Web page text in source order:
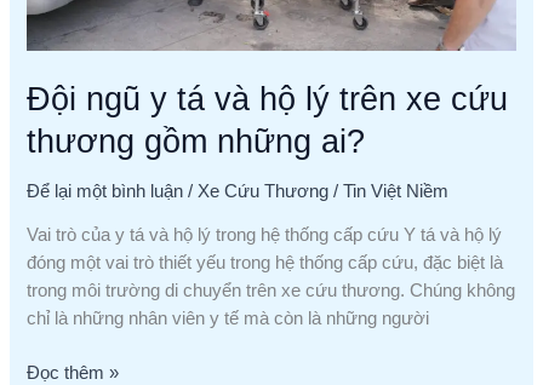
Đội ngũ y tá và hộ lý trên xe cứu
thương gồm những ai?
Để lại một bình luận / Xe Cứu Thương /Tin Việt Niềm
Vai trò của y tá và hộ lý trong hệ thống cấp cứu Y tá và hộ lý
đóng một vai trò thiết yếu trong hệ thống cấp cứu, đặc biệt là
trong môi trường di chuyển trên xe cứu thương. Chúng không
chỉ là những nhân viên y tế mà còn là những người
thương
gồm
ai?
Đọc thêm »